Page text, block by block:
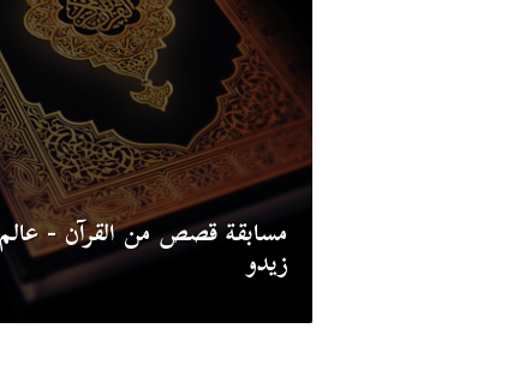
مسابقة قصص من القرآن - عالم
زيدو